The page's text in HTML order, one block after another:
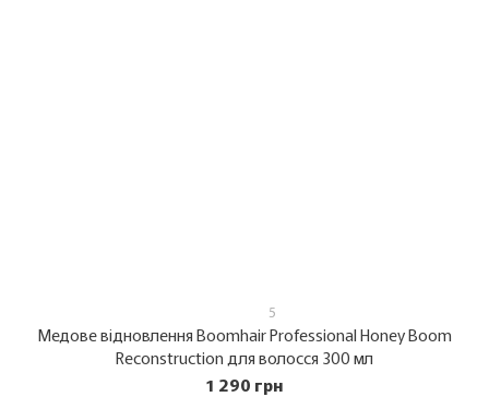
5
Медове відновлення Boomhair Professional Honey Boom
Reconstruction для волосся 300 мл
1 290 грн